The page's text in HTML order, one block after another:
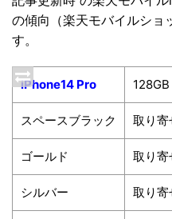
の傾向（楽天モバイルショ
す。
iPhone14 Pro 128GB
スペースブラック 取り寄
ゴールド 取り寄
シルバー 取り寄